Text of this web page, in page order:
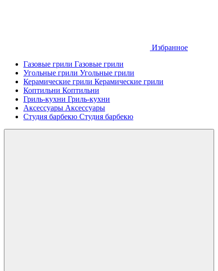
Избранное
Газовые грили Газовые грили
Угольные грили Угольные грили
Керамические грили Керамические грили
Коптильни Коптильни
Гриль-кухни Гриль-кухни
Аксессуары Аксессуары
Студия барбекю Студия барбекю